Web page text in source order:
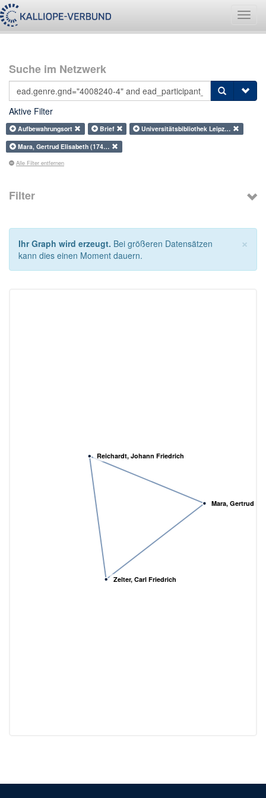
Suche im Netzwerk
Aktive Filter
Aufbewahrungsort Brief
Universitätsbibliothek Leipz…
Mara, Gertrud Elisabeth (174…
Alle Filter entfernen
Filter
×
Ihr Graph wird erzeugt. Bei größeren Datensätzen
kann dies einen Moment dauern.
Zelter, Carl Friedrich
Mara, Gertrud
Reichardt, Johann Friedrich